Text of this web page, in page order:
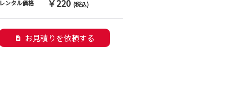
レンタル価格 ￥220 (税込)
description お見積りを依頼する